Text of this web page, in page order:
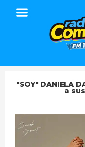
"SOY" DANIELA
a